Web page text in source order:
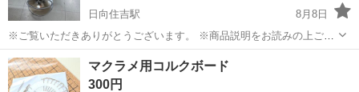
日向住吉駅
8月8日
※ご覧いただきありがとうございます。 ※商品説明をお読みの上ご納
得の上でご購入お願い致します 。 こちらの商品は住吉店にございま
す。 商品名：カウンターチェアー 状態： 中古品 現状販売 小
傷、使用感がござい...
宮崎 宮崎市 日向住吉駅 椅子 カウンター
マクラメ用コルクボード
300円